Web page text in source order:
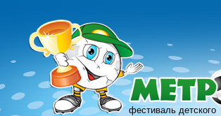
фестиваль детского